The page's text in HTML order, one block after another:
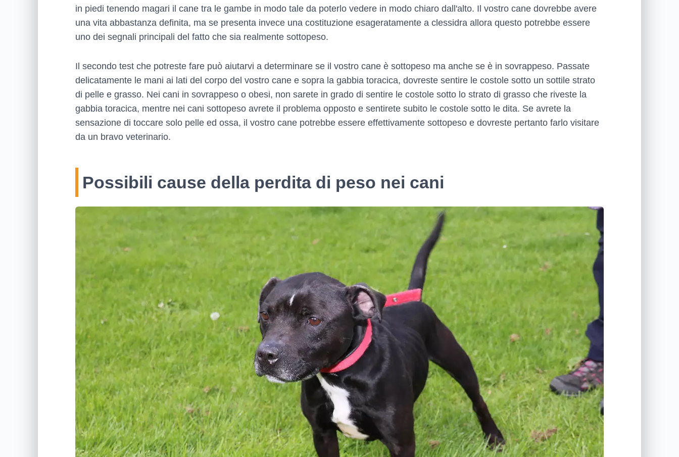
in piedi tenendo magari il cane tra le gambe in modo tale da poterlo vedere in modo chiaro dall'alto. Il vostro cane dovrebbe avere
una vita abbastanza definita, ma se presenta invece una costituzione esageratamente a clessidra allora questo potrebbe essere
uno dei segnali principali del fatto che sia realmente sottopeso.
Il secondo test che potreste fare può aiutarvi a determinare se il vostro cane è sottopeso ma anche se è in sovrappeso. Passate
delicatamente le mani ai lati del corpo del vostro cane e sopra la gabbia toracica, dovreste sentire le costole sotto un sottile strato
di pelle e grasso. Nei cani in sovrappeso o obesi, non sarete in grado di sentire le costole sotto lo strato di grasso che riveste la
gabbia toracica, mentre nei cani sottopeso avrete il problema opposto e sentirete subito le costole sotto le dita. Se avrete la
sensazione di toccare solo pelle ed ossa, il vostro cane potrebbe essere effettivamente sottopeso e dovreste pertanto farlo visitare
da un bravo veterinario.
Possibili cause della perdita di peso nei cani